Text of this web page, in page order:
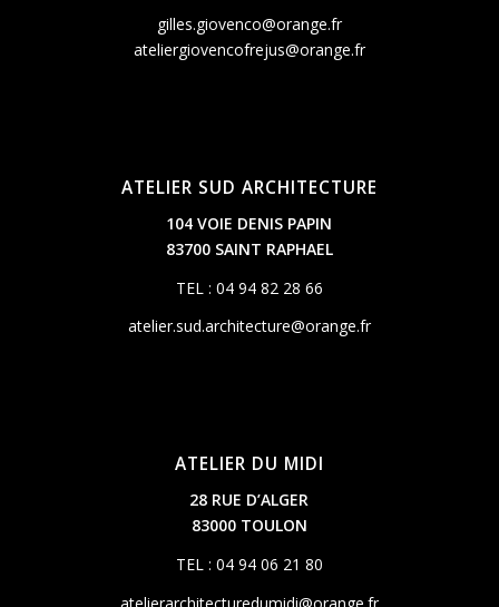
gilles.giovenco@orange.fr
ateliergiovencofrejus@orange.fr
ATELIER SUD ARCHITECTURE
104 VOIE DENIS PAPIN
83700 SAINT RAPHAEL
TEL : 04 94 82 28 66
atelier.sud.architecture@orange.fr
ATELIER DU MIDI
28 RUE D’ALGER
83000 TOULON
TEL : 04 94 06 21 80